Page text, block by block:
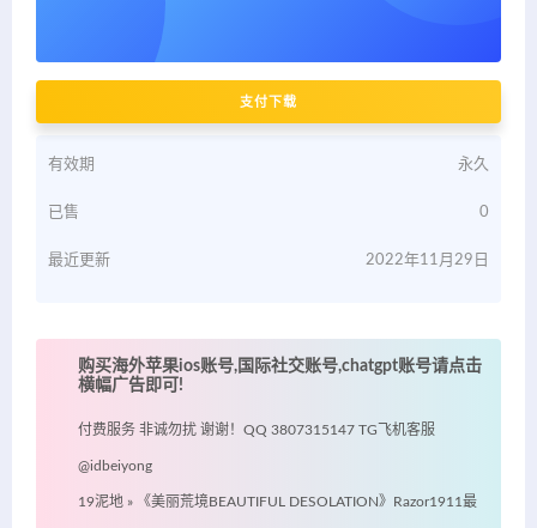
支付下载
有效期 永久
已售 0
最近更新 2022年11月29日
购买海外苹果ios账号,国际社交账号,chatgpt账号请点击
横幅广告即可!
付费服务 非诚勿扰 谢谢！QQ 3807315147 TG飞机客服
@idbeiyong
19泥地 » 《美丽荒境BEAUTIFUL DESOLATION》Razor1911最